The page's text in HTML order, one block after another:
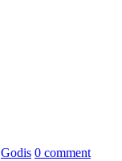
Godis 0 comment